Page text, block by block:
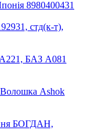
8980400431
стд(к-т),
БАЗ А081
Ashok
БОГДАН,